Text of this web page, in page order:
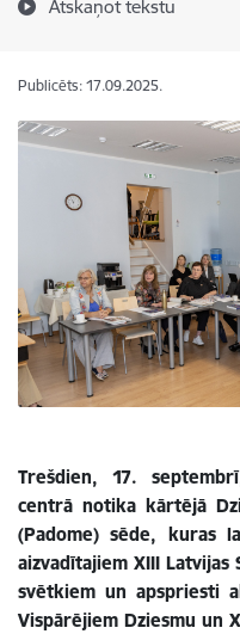
Atskaņot tekstu
Publicēts: 17.09.2025.
Trešdien, 17.
centrā notika kārtējā
(Padome) sēde, kuras
aizvadītajiem XIII
svētkiem un apspriesti
Vispārējiem Dziesmu un